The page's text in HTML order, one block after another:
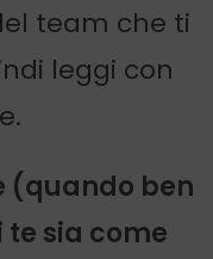
team che ti
leggi con
(quando ben
sia come